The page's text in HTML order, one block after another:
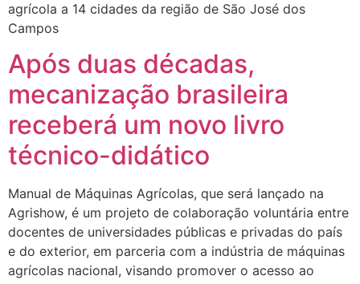
agrícola a 14 cidades da região de São José dos
Campos
Após duas décadas,
mecanização brasileira
receberá um novo livro
técnico-didático
Manual de Máquinas Agrícolas, que será lançado na
Agrishow, é um projeto de colaboração voluntária entre
docentes de universidades públicas e privadas do país
e do exterior, em parceria com a indústria de máquinas
agrícolas nacional, visando promover o acesso ao